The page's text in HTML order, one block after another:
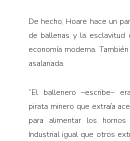
De hecho, Hoare hace un
de ballenas y la esclavitud
economía moderna.
asalariada.
“El ballenero –escribe–
pirata minero que extraía
para alimentar los
Industrial igual que otros